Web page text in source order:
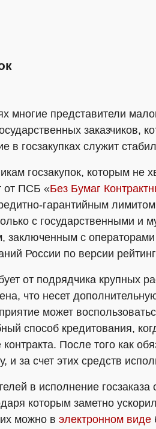
многие представители
заказчиков,
в госзакупках служит
госзакупок, которым не
от ПСБ «Без Бумаг
гарантийным
с государственными
заключенным с
России по версии
от подрядчика крупных
что несет
может
способ кредитования,
После того как
и за счет этих средств
в исполнение госзаказа
которым заметно
можно в электронном виде